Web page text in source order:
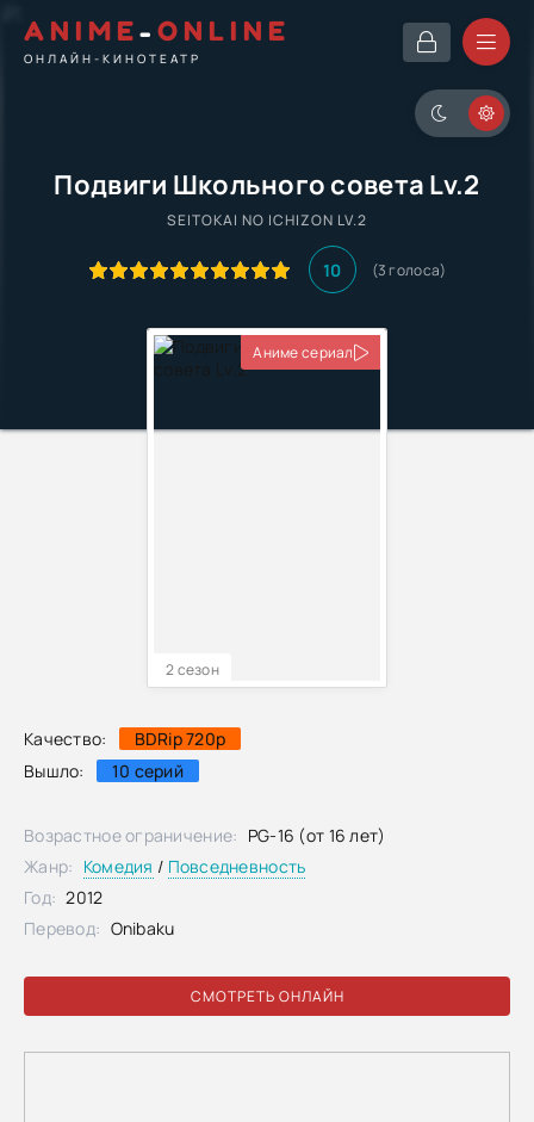
ANIME- ONLINE
ОНЛАЙН-КИНОТЕАТР
Подвиги Школьного совета Lv.2
SEITOKAI NO ICHIZON LV.2
10 (3голоса)
Качество:
BDRip 720p
Вышло:
10 серий
Аниме сериал
2 сезон
СМОТРЕТЬ ОНЛАЙН
Возрастное ограничение: PG-16 (от 16 лет)
Жанр: Комедия / Повседневность
Год: 2012
Перевод: Onibaku